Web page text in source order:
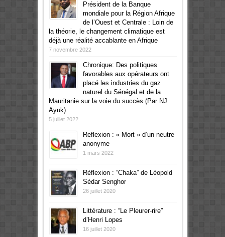
Président de la Banque
mondiale pour la Région Afrique
de l’Ouest et Centrale : Loin de
la théorie, le changement climatique est
déjà une réalité accablante en Afrique
7 novembre 2022
Chronique: Des politiques
favorables aux opérateurs ont
placé les industries du gaz
naturel du Sénégal et de la
Mauritanie sur la voie du succès (Par NJ
Ayuk)
5 juillet 2022
Reflexion : « Mort » d’un neutre
anonyme
1 mars 2022
Réflexion : “Chaka” de Léopold
Sédar Senghor
26 juillet 2020
Littérature : “Le Pleurer-rire”
d’Henri Lopes
16 juillet 2020